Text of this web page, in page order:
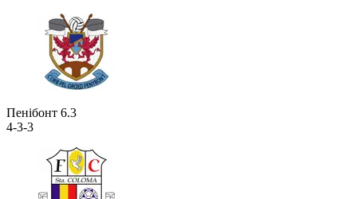
Пенібонт 6.3
4-3-3